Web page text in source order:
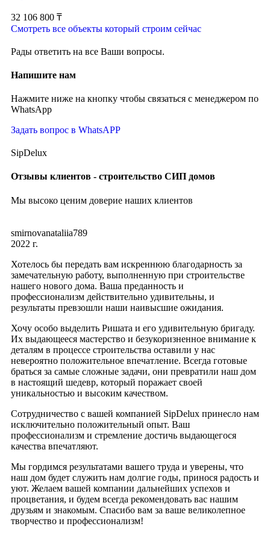
32 106 800 ₸
Смотреть все объекты который строим сейчас
Рады ответить на все Ваши вопросы.
Напишите нам
Нажмите ниже на кнопку чтобы связаться с менеджером по
WhatsApp
Задать вопрос в WhatsAPP
SipDelux
Отзывы клиентов - строительство СИП домов
Мы высоко ценим доверие наших клиентов
smirnovanataliia789
2022 г.
Хотелось бы передать вам искреннюю благодарность за
замечательную работу, выполненную при строительстве
нашего нового дома. Ваша преданность и
профессионализм действительно удивительны, и
результаты превзошли наши наивысшие ожидания.
Хочу особо выделить Ришата и его удивительную бригаду.
Их выдающееся мастерство и безукоризненное внимание к
деталям в процессе строительства оставили у нас
невероятно положительное впечатление. Всегда готовые
браться за самые сложные задачи, они превратили наш дом
в настоящий шедевр, который поражает своей
уникальностью и высоким качеством.
Сотрудничество с вашей компанией SipDelux принесло нам
исключительно положительный опыт. Ваш
профессионализм и стремление достичь выдающегося
качества впечатляют.
Мы гордимся результатами вашего труда и уверены, что
наш дом будет служить нам долгие годы, принося радость и
уют. Желаем вашей компании дальнейших успехов и
процветания, и будем всегда рекомендовать вас нашим
друзьям и знакомым. Спасибо вам за ваше великолепное
творчество и профессионализм!